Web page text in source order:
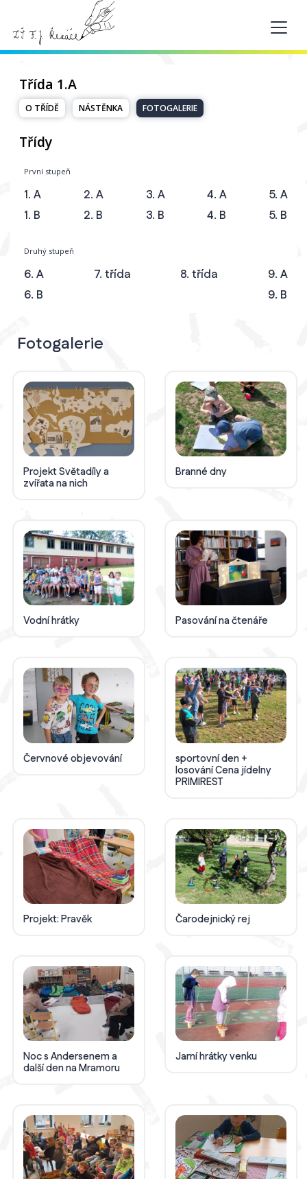
Třída 1.A
O TŘÍDĚ NÁSTĚNKA FOTOGALERIE
Třídy
První stupeň
1. A
1. B
2. A
2. B
3. A
3. B
4. A
4. B
5. A
5. B
Druhý stupeň
6. A
6. B
7. třída 8. třída
9. A
9. B
Fotogalerie
Projekt Světadíly a
zvířata na nich
Branné dny
Vodní hrátky Pasování na čtenáře
Červnové objevování
sportovní den +
losování Cena jídelny
PRIMIREST
Projekt: Pravěk Čarodejnický rej
Noc s Andersenem a
další den na Mramoru
Jarní hrátky venku